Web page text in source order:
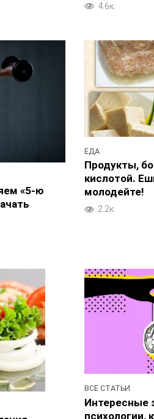
4.6к.
«5-ю
ЕДА
Продукты,
кислотой.
молодейте!
2.2к.
ВСЕ СТАТЬИ
Интересные
психологии,